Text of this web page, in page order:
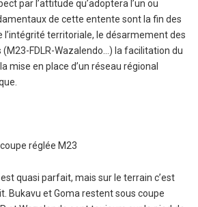
par l’attitude qu’adoptera l’un ou
de cette entente sont la fin des
l’intégrité territoriale, le désarmement des
FDLR-Wazalendo…) la facilitation du
mise en place d’un réseau régional
réglée M23
quasi parfait, mais sur le terrain c’est
Bukavu et Goma restent sous coupe